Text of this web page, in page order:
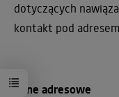
dotyczących
kontakt pod
Dane adresowe